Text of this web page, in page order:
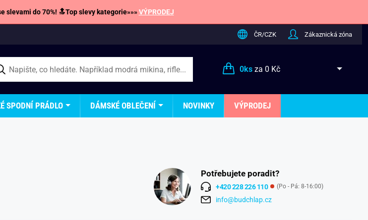
slevami do 70%! 🔝Top slevy kategorie»»»VÝPRODEJ
ČR/CZK Zákaznická zóna
0ksza 0 Kč
SPODNÍ PRÁDLO DÁMSKÉ OBLEČENÍ NOVINKY VÝPRODEJ
Potřebujete poradit?
+420 228 226 110 (Po - Pá: 8-16:00)
info@budchlap.cz